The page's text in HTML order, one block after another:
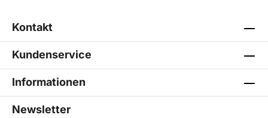
Kontakt
Kundenservice
Informationen
Newsletter